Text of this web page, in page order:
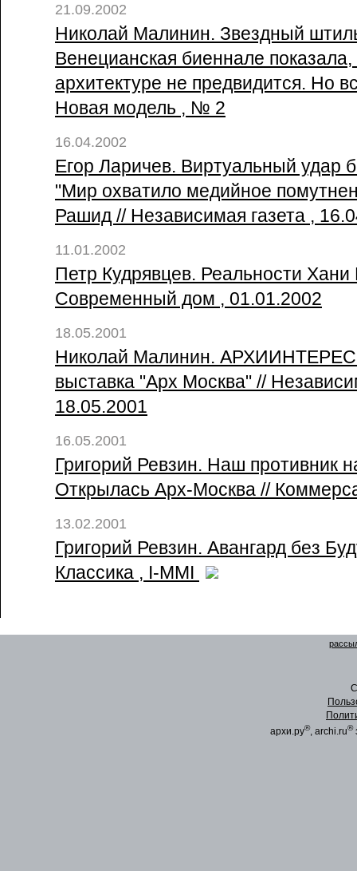
21.09.2002
Николай Малинин. Звездный
Венецианская биеннале показала,
архитектуре не предвидится. Но
Новая модель , № 2
16.04.2002
Егор Ларичев. Виртуальный удар
"Мир охватило медийное
Рашид // Независимая газета ,
11.01.2002
Петр Кудрявцев. Реальности
Современный дом , 01.01.2002
18.05.2001
Николай Малинин.
выставка "Арх Москва" //
18.05.2001
16.05.2001
Григорий Ревзин. Наш противник
Открылась Арх-Москва //
13.02.2001
Григорий Ревзин. Авангард без
Классика , I-MMI
архи.ру®, archi.ru®